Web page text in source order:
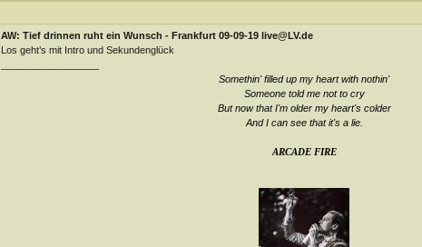
AW: Tief drinnen ruht ein Wunsch - Frankfurt 09-09-19 live@LV.de
Los geht’s mit Intro und Sekundenglück
Somethin' filled up my heart with nothin'
Someone told me not to cry
But now that I'm older my heart's colder
And I can see that it's a lie.
ARCADE FIRE